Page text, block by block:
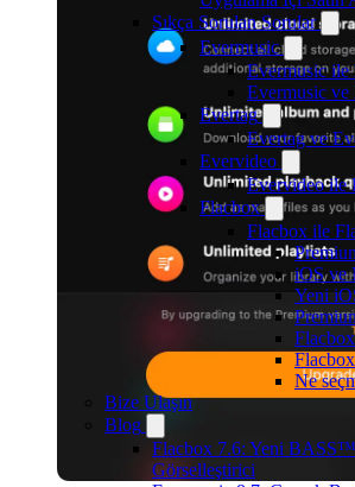
Sıkça Sorulan Sorular
Evermusic
Evermusic ile
Evermusic ve
Evertag
Evertag ve
Evervideo
Evervideo ile
Flacbox
Flacbox ile
iOS ve
Yeni
Ne
Bize Ulaşın
Blog
Flacbox 7.6: Yeni
Görselleştirici